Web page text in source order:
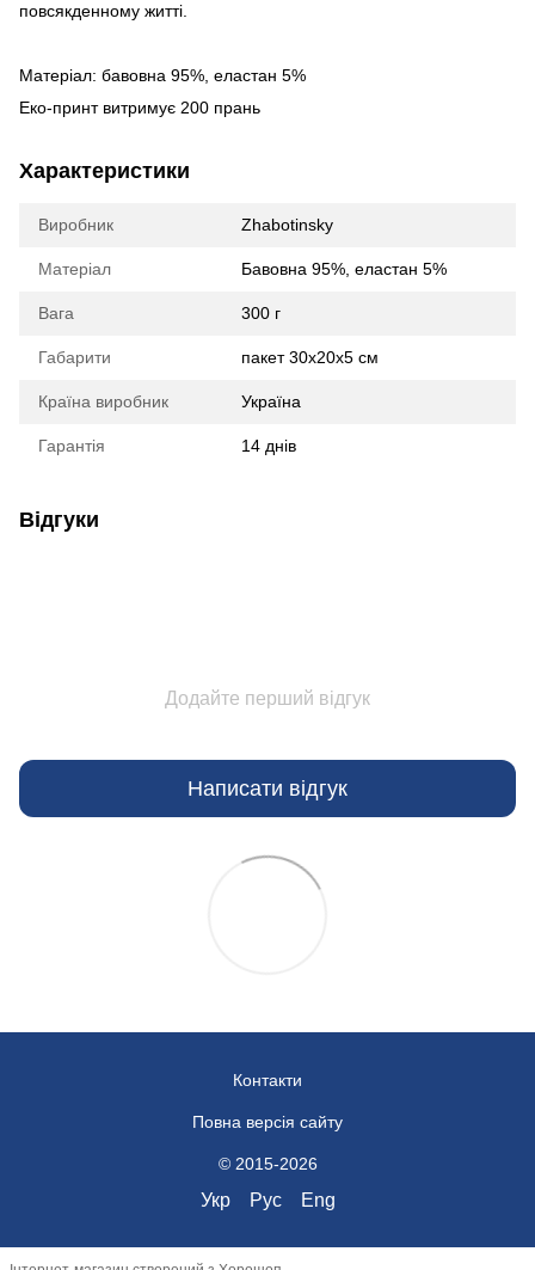
повсякденному житті.
Матеріал: бавовна 95%, еластан 5%
Еко-принт витримує 200 прань
Характеристики
Виробник Zhabotinsky
Матеріал Бавовна 95%, еластан 5%
Вага 300 г
Габарити пакет 30х20х5 см
Країна виробник Україна
Гарантія 14 днів
Відгуки
Додайте перший відгук
Написати відгук
Контакти
Повна версія сайту
© 2015-2026
Укр Рус Eng